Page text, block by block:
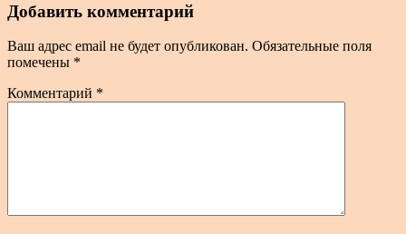
Добавить комментарий
Ваш адрес email не будет опубликован. Обязательные поля
помечены *
Комментарий *